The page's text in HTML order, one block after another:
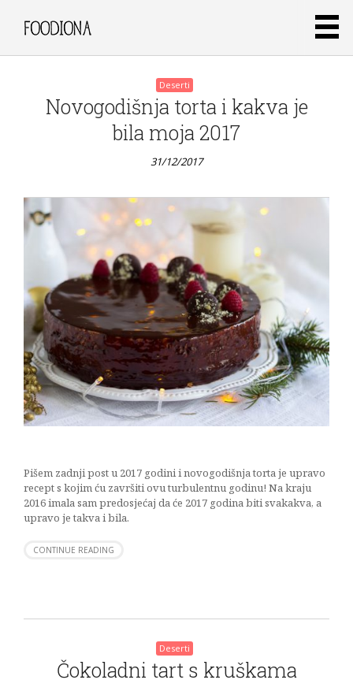
Deserti
Novogodišnja torta i kakva je
bila moja 2017
31/12/2017
Pišem zadnji post u 2017 godini i novogodišnja torta je upravo
recept s kojim ću završiti ovu turbulentnu godinu! Na kraju
2016 imala sam predosjećaj da će 2017 godina biti svakakva, a
upravo je takva i bila.
CONTINUE READING
Deserti
Čokoladni tart s kruškama
Posts
navigation